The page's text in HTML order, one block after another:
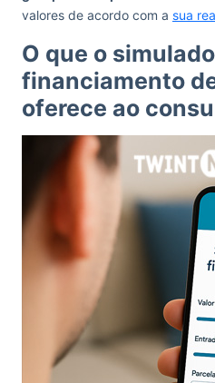
valores de acordo com a sua
O que o
financiamento
oferece ao